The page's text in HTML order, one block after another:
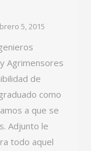
5, 2015
Agrimensores
de
como
a que se
Adjunto le
todo aquel